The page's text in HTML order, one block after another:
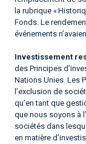
la rubrique «
Fonds. Le
événements
Investissement
des Principes
Nations Unies. Les
l’exclusion de
qu’en tant que
que nous soyons à
sociétés dans
en matière